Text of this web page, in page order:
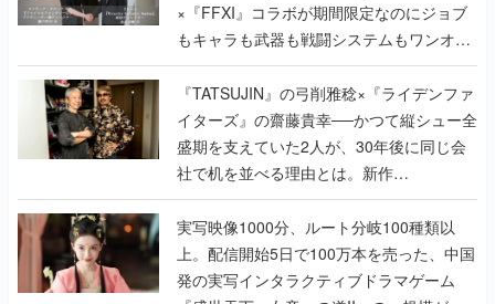
×『FFXI』コラボが期間限定なのにジョブ
もキャラも武器も戦闘システムもワンオフ
で作り込まれた理由を両ディレクターに聞
く
『TATSUJIN』の弓削雅稔×『ライデンファ
イターズ』の齋藤貴幸──かつて縦シュー全
盛期を支えていた2人が、30年後に同じ会
社で机を並べる理由とは。新作
『TATSUJIN EXTREME』で初タッグを組
んだレジェンド2人に訊く開発秘話
実写映像1000分、ルート分岐100種類以
上。配信開始5日で100万本を売った、中国
発の実写インタラクティブドラマゲーム